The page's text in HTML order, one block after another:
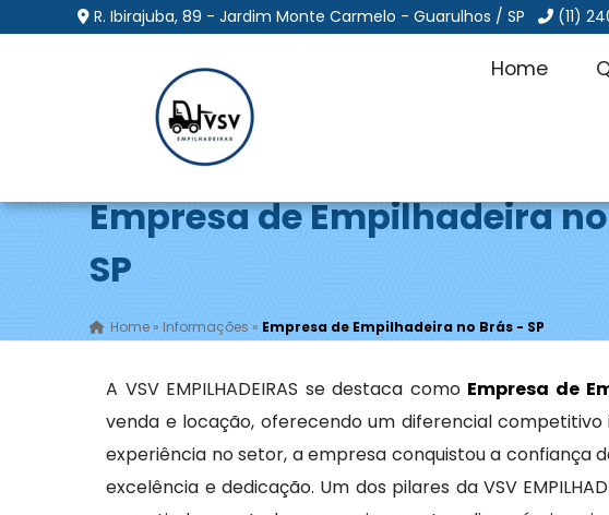
R. Ibirajuba, 89 - Jardim Monte Carmelo - Guarulhos / SP (11)
Home
Empresa de Empilhadeira
SP
Home »Informações » Empresa de Empilhadeira no Brás - SP
A VSV EMPILHADEIRAS se destaca como Empresa de
venda e locação, oferecendo um diferencial
experiência no setor, a empresa conquistou a confiança
excelência e dedicação. Um dos pilares da VSV